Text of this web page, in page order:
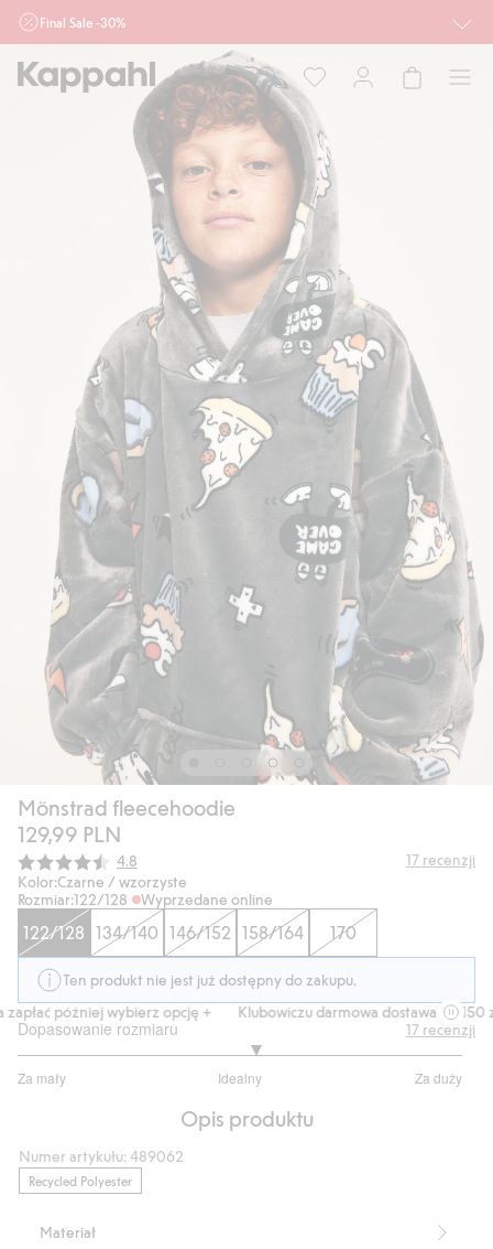
Final Sale -30%
Ważne przy zakupie min. 2 sztuk produktów włączonych w ofertę, również z
działu outlet do 10.8 w sklepach Kappahl i Newbie oraz na kappahl.com. Ofert
nie łączymy
Mężczyzna Dziecko
Mönstrad fleecehoodie
129,99 PLN
Średnia ocena:
4.8 17 recenzji
Kolor:Czarne / wzorzyste
Rozmiar:122/128 Wyprzedane online
122/128 134/140 146/152 158/164 170
Ten produkt nie jest już dostępny do zakupu.
później wybierz opcję +
Klubowiczu darmowa dostawa od 150 zł
Dopasowanie rozmiaru
Za mały Idealny Za duży
na
15
głosów
17 recenzji
Opis produktu
Numer artykułu: 489062
Recycled Polyester
Materiał